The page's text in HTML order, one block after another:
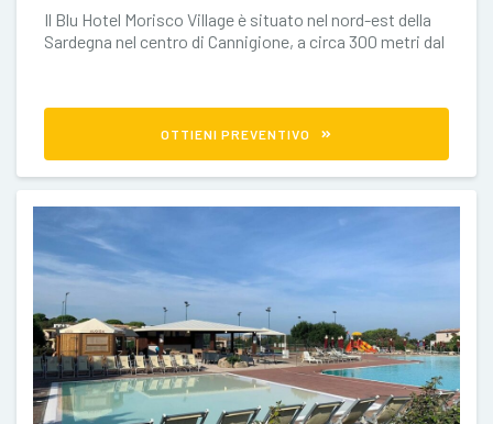
Il Blu Hotel Morisco Village è situato nel nord-est della
Sardegna nel centro di Cannigione, a circa 300 metri dal
OTTIENI PREVENTIVO